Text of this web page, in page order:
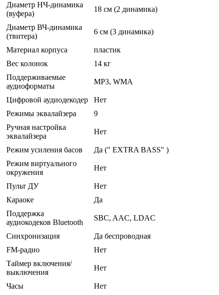
Диаметр НЧ-динамика
(вуфера)
18 см (2 динамика)
Диаметр ВЧ-динамика
(твитера)
6 см (3 динамика)
Материал корпуса
пластик
Вес колонок
14 кг
Поддерживаемые
аудиоформаты
MP3, WMA
Цифровой аудиодекодер
Нет
Режимы эквалайзера
9
Ручная настройка
эквалайзера
Нет
Режим усиления басов
Да (" EXTRA BASS" )
Режим виртуального
окружения
Нет
Пульт ДУ
Нет
Караоке
Да
Поддержка
аудиокодеков Bluetooth
SBC, AAC, LDAC
Синхронизация
Да беспроводная
FM-радио
Нет
Таймер включения/
выключения
Нет
Часы
Нет